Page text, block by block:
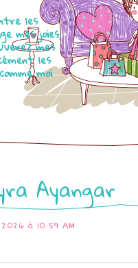
les
mes joies,
mes
les
moi
Ayangar
à 10:59 AM